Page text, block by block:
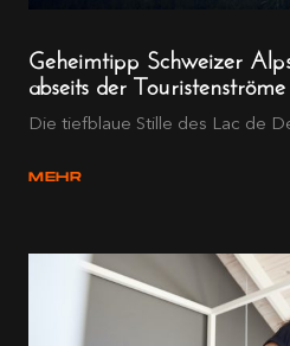
Geheimtipp Schweizer
abseits der Touristenströme
Die tiefblaue Stille des Lac de
MEHR